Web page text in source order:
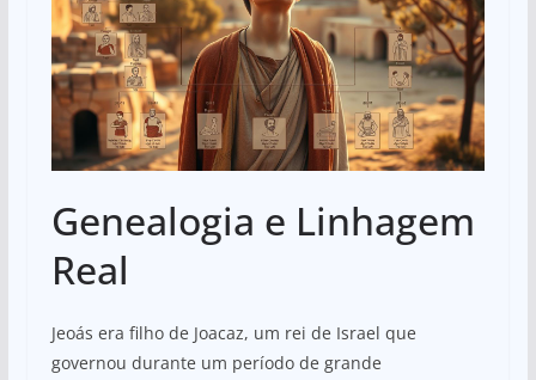
Genealogia e Linhagem
Real
Jeoás era filho de Joacaz, um rei de Israel que
governou durante um período de grande